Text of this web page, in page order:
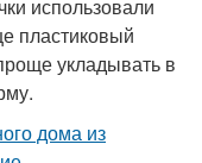
использовали
пластиковый
укладывать в